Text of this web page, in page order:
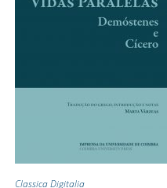
Classica Digitalia